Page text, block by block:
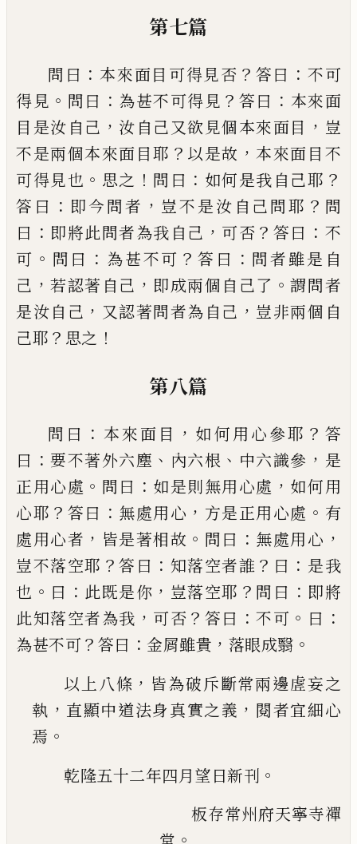
第七篇
問曰 ：本來面目可得見否 ？ 答曰 ： 不可
得見 。 問曰 ： 為甚不可得見 ？ 答曰 ： 本來面
目是汝自己 ， 汝自己又欲見個本來面目 ， 豈
不是兩個本來面目耶 ？ 以是故 ，本來面目不
可得見也 。 思之 ！ 問曰 ： 如何是我自己耶 ？
答曰 ： 即今問者 ， 豈不是汝自 己問耶 ？ 問
曰 ： 即將此問者為我自己 ， 可否 ？ 答曰 ： 不
可 。 問曰 ： 為甚不可 ？ 答曰 ： 問者雖是自
己 ，若認著自己 ， 即成兩個自 己了 。謂問者
是汝自 己 ， 又認著問者為自己 ， 豈非兩個自
己耶 ？ 思之 ！
第八篇
問曰 ： 本來面目 ， 如何用心參耶 ？ 答
曰 ：要不著外六塵 、 內六根 、 中六識參 ， 是
正用心處 。 問曰 ： 如是則無用心處 ， 如何用
心耶 ？ 答曰 ： 無處用心 ， 方是正用心處 。 有
處用心者 ， 皆是著相故 。 問曰 ： 無處用心 ，
豈不落空耶 ？答 曰 ： 知落空者誰 ？ 曰 ： 是我
也 。 曰 ： 此既是你 ， 豈落空耶 ？ 問 曰 ： 即將
此知落空者為我 ， 可否 ？ 答曰 ：不可 。 曰 ：
為甚不可？ 答曰 ： 金屑雖貴 ， 落眼成翳 。
以上八條 ， 皆為破斥斷常兩邊虗妄之
執 ， 直顯中道法身真實之義 ， 閱者宜細心
焉 。
乾隆五十二年四月望日新刊 。
板存常州府天寧寺禪